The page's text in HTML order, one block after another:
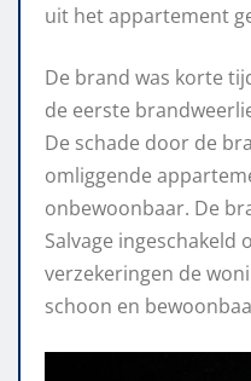
uit het appartement
De brand was korte
de eerste
De schade door de
omliggende
onbewoonbaar. De
Salvage ingeschakeld
verzekeringen de
schoon en